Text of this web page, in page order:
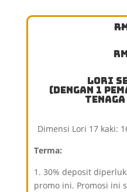
Lori
(Dengan 1
Dimensi Lori 17 kaki:
Terma:
1. 30% deposit
promo ini. Promosi ini